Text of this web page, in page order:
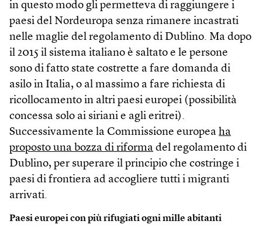
in questo modo gli permetteva di raggiungere i
paesi del Nordeuropa senza rimanere incastrati
nelle maglie del regolamento di Dublino. Ma dopo
il 2015 il sistema italiano è saltato e le persone
sono di fatto state costrette a fare domanda di
asilo in Italia, o al massimo a fare richiesta di
ricollocamento in altri paesi europei (possibilità
concessa solo ai siriani e agli eritrei).
Successivamente la Commissione europea ha
proposto una bozza di riforma del regolamento di
Dublino, per superare il principio che costringe i
paesi di frontiera ad accogliere tutti i migranti
arrivati.